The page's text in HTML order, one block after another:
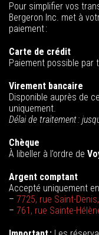
Pour simplifier vos
Bergeron Inc. met à
paiement :
Carte de crédit
Paiement possible par
Virement bancaire
Disponible auprès de
uniquement.
Délai de traitement :
Chèque
À libeller à l’ordre de
Argent comptant
Accepté uniquement
– 7725, rue Saint-
– 761, rue Sainte-